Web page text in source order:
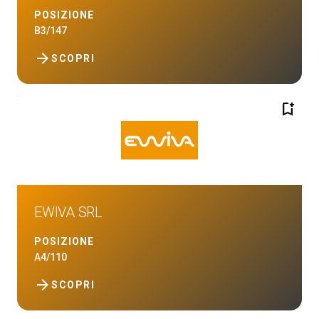
POSIZIONE
B3/147
SCOPRI
arrow_forward
bookmark_add
EWIVA SRL
POSIZIONE
A4/110
SCOPRI
arrow_forward